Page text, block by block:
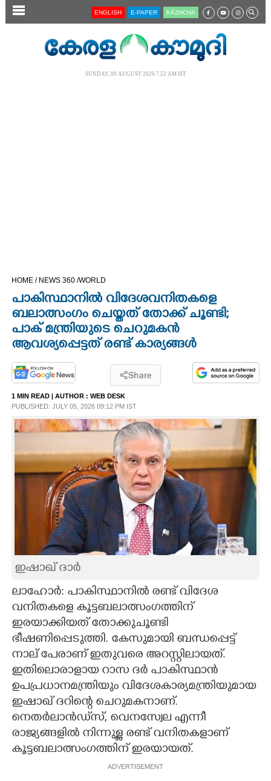
SECTIONS
CINEMA
OPINION
PHOTOS
SPIRITUAL
INFO+
CARTOONS
ZOOM
CONTACT US
ENGLISH E-PAPER KĀZHCHA
SUNDAY, 09 AUGUST 2026 7.52 AM IST
HOME / NEWS 360 /WORLD
പാകിസ്ഥാനില്‍ വിദേശവനിതകളെ
ബലാത്സംഗം ചെയ്തത് തോക്ക് ചൂണ്ടി;
പാക് മന്ത്രിയുടെ ചെറുമകന്‍
ആവശ്യപ്പെട്ടത് രണ്ട് കാര്യങ്ങള്‍
Share
1 MIN READ | AUTHOR : WEB DESK
PUBLISHED: JULY 05, 2026 09:12 PM IST
ഇഷാഖ് ദാര്‍
ലാഹോര്‍: പാകിസ്ഥാനില്‍ രണ്ട് വിദേശ
വനിതകളെ കൂട്ടബലാത്സംഗത്തിന്
ഇരയാക്കിയത് തോക്കുചൂണ്ടി
ഭീഷണിപ്പെടുത്തി. കേസുമായി ബന്ധപ്പെട്ട്
നാല് പേരാണ് ഇതുവരെ അറസ്റ്റിലായത്.
ഇതിലൊരാളായ റാസ ദര്‍ പാകിസ്ഥാന്‍
ഉപപ്രധാനമന്ത്രിയും വിദേശകാര്യമന്ത്രിയുമായ
ഇഷാഖ് ദറിന്റെ ചെറുമകനാണ്.
നെതര്‍ലാന്‍ഡ്‌സ്, വെനസ്വേല എന്നീ
രാജ്യങ്ങളില്‍ നിന്നുള്ള രണ്ട് വനിതകളാണ്
കൂട്ടബലാത്സംഗത്തിന് ഇരയായത്.
ADVERTISEMENT